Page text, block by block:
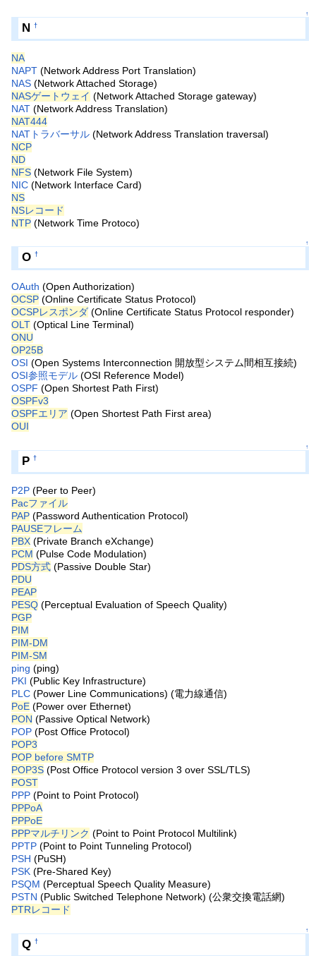
↑
N †
NA
NAPT (Network Address Port Translation)
NAS (Network Attached Storage)
NASゲートウェイ (Network Attached Storage gateway)
NAT (Network Address Translation)
NAT444
NATトラバーサル (Network Address Translation traversal)
NCP
ND
NFS (Network File System)
NIC (Network Interface Card)
NS
NSレコード
NTP (Network Time Protoco)
↑
O †
OAuth (Open Authorization)
OCSP (Online Certificate Status Protocol)
OCSPレスポンダ (Online Certificate Status Protocol responder)
OLT (Optical Line Terminal)
ONU
OP25B
OSI (Open Systems Interconnection 開放型システム間相互接続)
OSI参照モデル (OSI Reference Model)
OSPF (Open Shortest Path First)
OSPFv3
OSPFエリア (Open Shortest Path First area)
OUI
↑
P †
P2P (Peer to Peer)
Pacファイル
PAP (Password Authentication Protocol)
PAUSEフレーム
PBX (Private Branch eXchange)
PCM (Pulse Code Modulation)
PDS方式 (Passive Double Star)
PDU
PEAP
PESQ (Perceptual Evaluation of Speech Quality)
PGP
PIM
PIM-DM
PIM-SM
ping (ping)
PKI (Public Key Infrastructure)
PLC (Power Line Communications) (電力線通信)
PoE (Power over Ethernet)
PON (Passive Optical Network)
POP (Post Office Protocol)
POP3
POP before SMTP
POP3S (Post Office Protocol version 3 over SSL/TLS)
POST
PPP (Point to Point Protocol)
PPPoA
PPPoE
PPPマルチリンク (Point to Point Protocol Multilink)
PPTP (Point to Point Tunneling Protocol)
PSH (PuSH)
PSK (Pre-Shared Key)
PSQM (Perceptual Speech Quality Measure)
PSTN (Public Switched Telephone Network) (公衆交換電話網)
PTRレコード
↑
Q †